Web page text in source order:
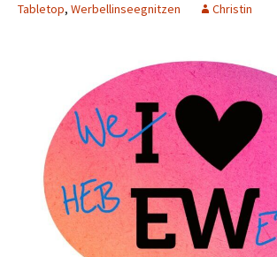
Tabletop, Werbellinseegnitzen Christin